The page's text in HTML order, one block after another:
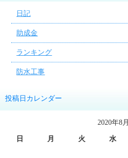
日記
助成金
ランキング
防水工事
投稿日カレンダー
2020年8月
日 月 火 水